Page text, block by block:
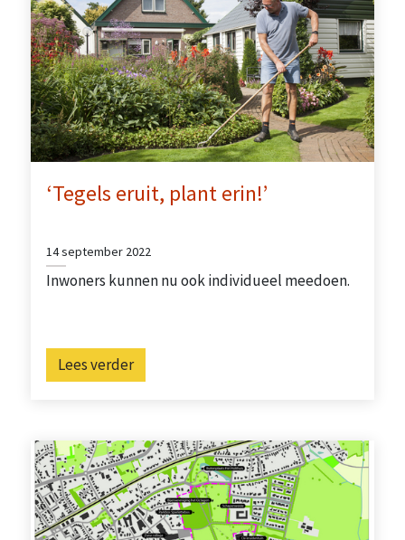
‘Tegels eruit, plant erin!’
14 september 2022
Inwoners kunnen nu ook individueel meedoen.
Lees verder